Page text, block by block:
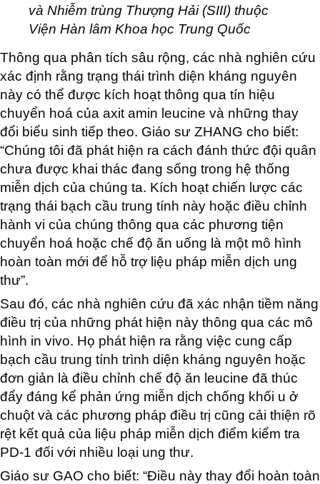
và Nhiễm trùng Thượng Hải (SIII) thuộc
Viện Hàn lâm Khoa học Trung Quốc
Thông qua phân tích sâu rộng, các nhà nghiên cứu
xác định rằng trạng thái trình diện kháng nguyên
này có thể được kích hoạt thông qua tín hiệu
chuyển hoá của axit amin leucine và những thay
đổi biểu sinh tiếp theo. Giáo sư ZHANG cho biết:
“Chúng tôi đã phát hiện ra cách đánh thức đội quân
chưa được khai thác đang sống trong hệ thống
miễn dịch của chúng ta. Kích hoạt chiến lược các
trạng thái bạch cầu trung tính này hoặc điều chỉnh
hành vi của chúng thông qua các phương tiện
chuyển hoá hoặc chế độ ăn uống là một mô hình
hoàn toàn mới để hỗ trợ liệu pháp miễn dịch ung
thư”.
Sau đó, các nhà nghiên cứu đã xác nhận tiềm năng
điều trị của những phát hiện này thông qua các mô
hình in vivo. Họ phát hiện ra rằng việc cung cấp
bạch cầu trung tính trình diện kháng nguyên hoặc
đơn giản là điều chỉnh chế độ ăn leucine đã thúc
đẩy đáng kể phản ứng miễn dịch chống khối u ở
chuột và các phương pháp điều trị cũng cải thiện rõ
rệt kết quả của liệu pháp miễn dịch điểm kiểm tra
PD-1 đối với nhiều loại ung thư.
Giáo sư GAO cho biết: “Điều này thay đổi hoàn toàn